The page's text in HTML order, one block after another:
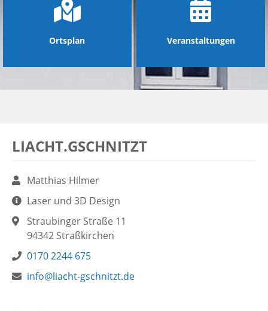
Ortsplan Veranstaltungen
LIACHT.GSCHNITZT
Name:Matthias Hilmer
Aufgaben:
Laser und 3D Design
Adresse:
Straubinger Straße 11
94342 Straßkirchen
Telefon:
0170 2244 675
E-
Webseite:
info@liacht-gschnitzt.de